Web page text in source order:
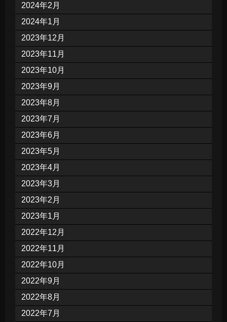
2024年2月
2024年1月
2023年12月
2023年11月
2023年10月
2023年9月
2023年8月
2023年7月
2023年6月
2023年5月
2023年4月
2023年3月
2023年2月
2023年1月
2022年12月
2022年11月
2022年10月
2022年9月
2022年8月
2022年7月